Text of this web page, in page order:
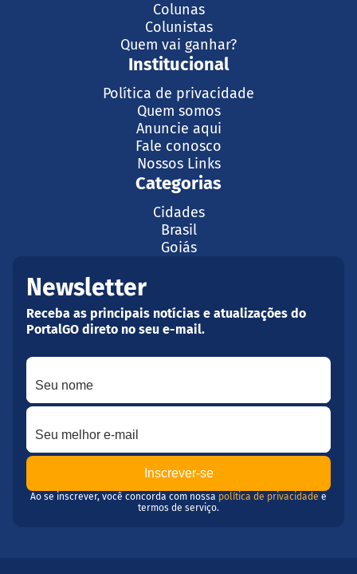
Colunas
Colunistas
Quem vai ganhar?
Institucional
Política de privacidade
Quem somos
Anuncie aqui
Fale conosco
Nossos Links
Categorias
Cidades
Brasil
Goiás
Newsletter
Receba as principais notícias e atualizações do
PortalGO direto no seu e-mail.
Seu nome
Seu melhor e-mail
Ao se inscrever, você concorda com nossa política de privacidade e
termos de serviço.